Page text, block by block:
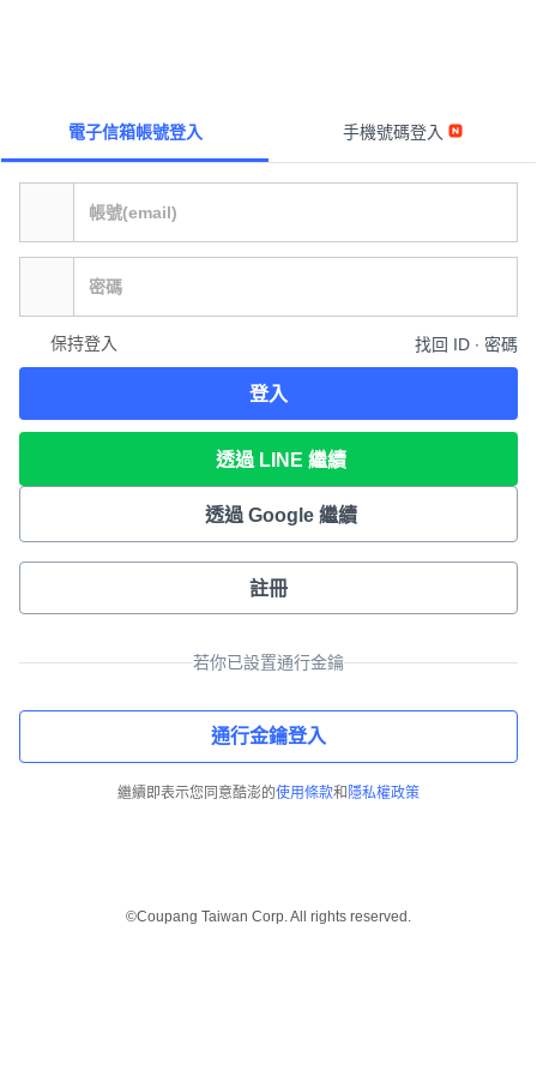
電子信箱帳號登入 手機號碼登入
保持登入 找回 ID ∙ 密碼
登入
透過 LINE 繼續
透過 Google 繼續
註冊
若你已設置通行金鑰
通行金鑰登入
繼續即表示您同意酷澎的使用條款和 隱私權政策
©Coupang Taiwan Corp. All rights reserved.